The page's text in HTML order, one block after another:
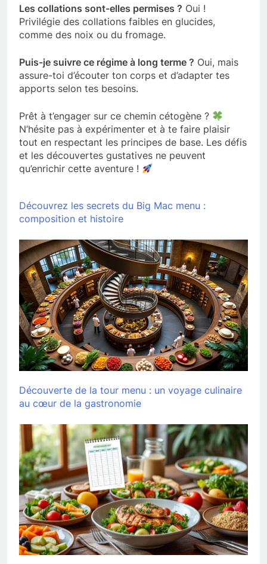
Les collations sont-elles permises ? Oui !
Privilégie des collations faibles en glucides,
comme des noix ou du fromage.
Puis-je suivre ce régime à long terme ? Oui, mais
assure-toi d’écouter ton corps et d’adapter tes
apports selon tes besoins.
Prêt à t’engager sur ce chemin cétogène ?
N’hésite pas à expérimenter et à te faire plaisir
tout en respectant les principes de base. Les défis
et les découvertes gustatives ne peuvent
qu’enrichir cette aventure !
Découvrez les secrets du Big Mac menu :
composition et histoire
Découverte de la tour menu : un voyage culinaire
au cœur de la gastronomie